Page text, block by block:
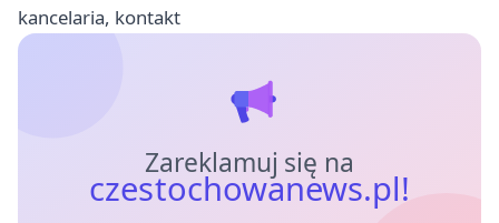
kancelaria, kontakt
Zareklamuj się na
czestochowanews.pl!